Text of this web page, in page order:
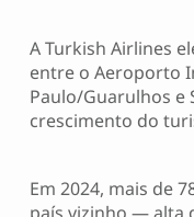
A Turkish Airlines
entre o Aeroporto
Paulo/Guarulhos e
crescimento do
Em 2024, mais de